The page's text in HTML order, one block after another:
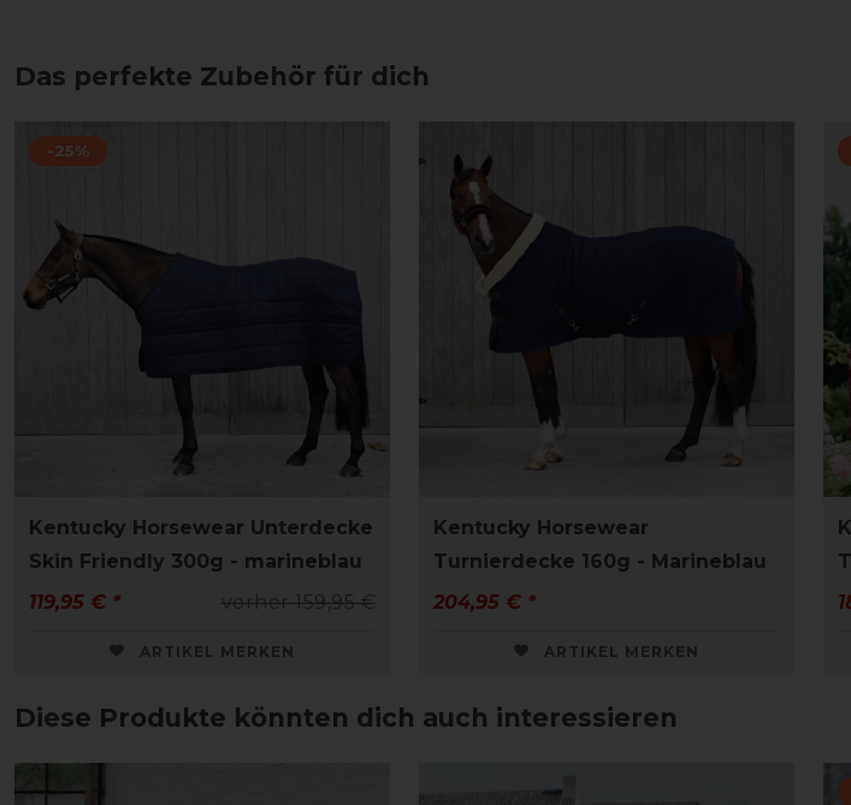
Das perfekte Zubehör für dich
-25%
Kentucky Horsewear Unterdecke
Skin Friendly 300g - marineblau
vorher 159,95 €
119,95 € *
ARTIKEL MERKEN
Kentucky Horsewear
Turnierdecke 160g - Marineblau
204,95 € *
ARTIKEL MERKEN
Diese Produkte könnten dich auch interessieren